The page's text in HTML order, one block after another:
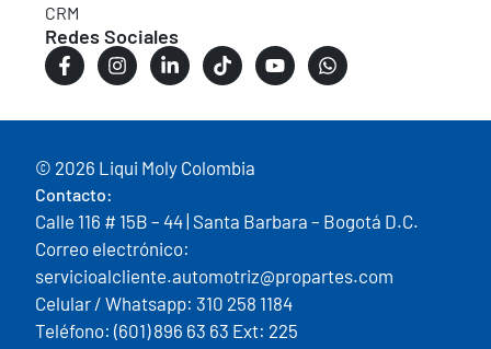
CRM
Redes Sociales
© 2026 Liqui Moly Colombia
Contacto:
Calle 116 # 15B – 44 | Santa Barbara – Bogotá D.C.
Correo electrónico:
servicioalcliente.automotriz@propartes.com
Celular / Whatsapp: 310 258 1184
Teléfono: (601) 896 63 63 Ext: 225